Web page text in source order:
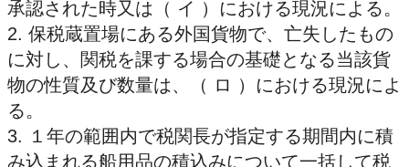
承認された時又は（ イ ）における現況による。
2. 保税蔵置場にある外国貨物で、亡失したもの
に対し、関税を課する場合の基礎となる当該貨
物の性質及び数量は、（ ロ ）における現況によ
る。
3. １年の範囲内で税関長が指定する期間内に積
み込まれる船用品の積込みについて一括して税